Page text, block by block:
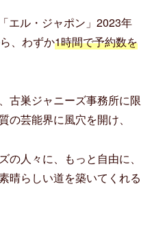
エル・ジャポン」2023年
、わずか1時間で予約数を
古巣ジャニーズ事務所に限
の芸能界に風穴を開け、
人々に、もっと自由に、
晴らしい道を築いてくれる